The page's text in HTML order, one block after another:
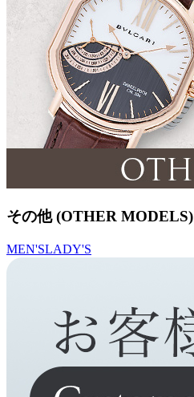
その他 (OTHER MODELS)
MEN'SLADY'S